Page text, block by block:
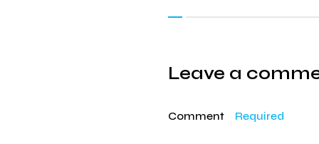
Leave a
Comment Required